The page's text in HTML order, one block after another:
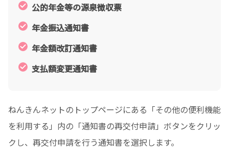
公的年金等の源泉徴収票
年金振込通知書
年金額改訂通知書
支払額変更通知書
ねんきんネットのトップページにある「その他の便利機能
を利用する」内の「通知書の再交付申請」ボタンをクリッ
クし、再交付申請を行う通知書を選択します。